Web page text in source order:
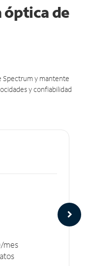
de
Spectrum y mantente
y confiabilidad
mes